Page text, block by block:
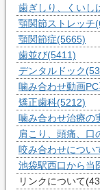
歯ぎしり、くいし
顎関節ストレッチ
顎関節症(5665)
歯並び(5411)
デンタルドック
噛み合わせ動画PC
矯正歯科(5212)
噛み合わせ治療の
肩こり、頭痛、口
咬み合わせについ
池袋駅西口から当
リンクについて